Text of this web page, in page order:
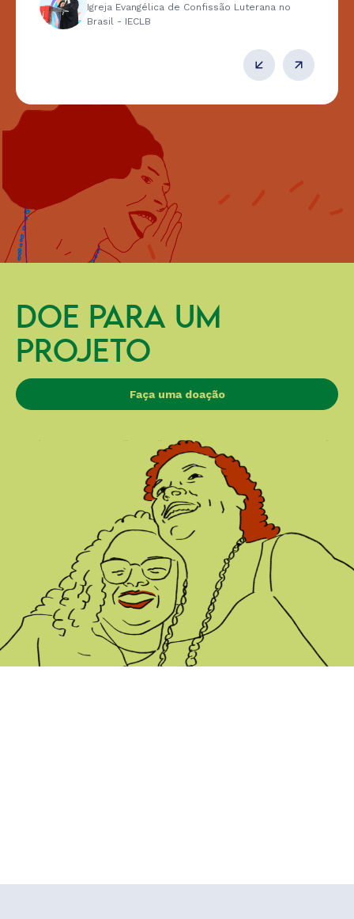
Igreja Evangélica de Confissão Luterana no
Brasil - IECLB
DOE PARA UM
PROJETO
Faça uma doação